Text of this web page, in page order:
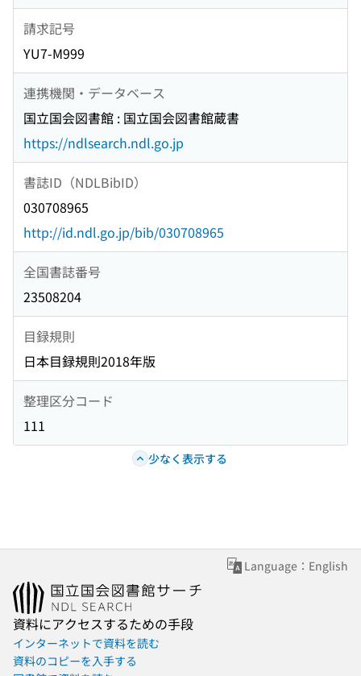
請求記号
YU7-M999
連携機関・データベース
国立国会図書館 : 国立国会図書館蔵書
https://ndlsearch.ndl.go.jp
書誌ID（NDLBibID）
030708965
http://id.ndl.go.jp/bib/030708965
全国書誌番号
23508204
目録規則
日本目録規則2018年版
整理区分コード
111
少なく表示する
Language：English
資料にアクセスするための手段
インターネットで資料を読む
資料のコピーを入手する